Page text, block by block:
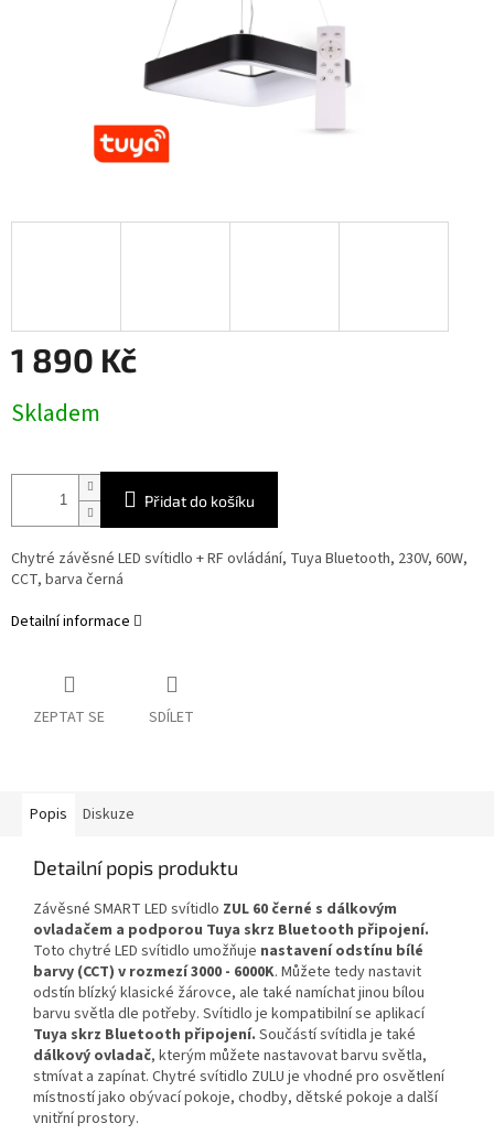
1 890 Kč
cena:
Skladem
Přidat do košíku
Chytré závěsné LED svítidlo + RF ovládání, Tuya Bluetooth, 230V, 60W,
CCT, barva černá
Detailní informace
ZEPTAT SE SDÍLET
Popis Diskuze
Detailní popis produktu
Závěsné SMART LED svítidlo ZUL 60 černé s dálkovým
ovladačem a podporou Tuya skrz Bluetooth připojení.
Toto chytré LED svítidlo umožňuje nastavení odstínu bílé
barvy (CCT) v rozmezí 3000 - 6000K. Můžete tedy nastavit
odstín blízký klasické žárovce, ale také namíchat jinou bílou
barvu světla dle potřeby. Svítidlo je kompatibilní se aplikací
Tuya skrz Bluetooth připojení. Součástí svítidla je také
dálkový ovladač, kterým můžete nastavovat barvu světla,
stmívat a zapínat. Chytré svítidlo ZULU je vhodné pro osvětlení
místností jako obývací pokoje, chodby, dětské pokoje a další
vnitřní prostory.